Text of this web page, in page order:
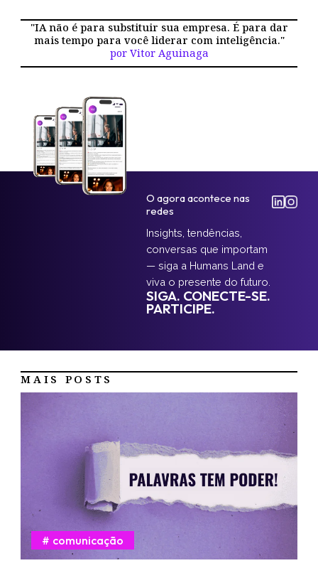
"IA não é para substituir sua empresa. É para dar
mais tempo para você liderar com inteligência."
por Vitor Aguinaga
O agora acontece nas
redes
Insights, tendências,
conversas que importam
— siga a Humans Land e
viva o presente do futuro.
SIGA. CONECTE-SE.
PARTICIPE.
MAIS POSTS
comunicação